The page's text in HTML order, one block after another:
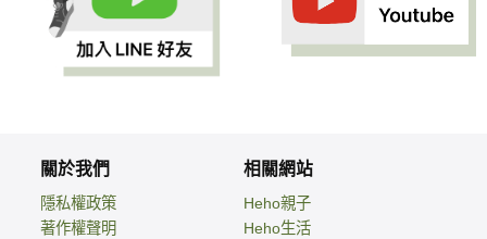
關於我們
隱私權政策
著作權聲明
相關網站
Heho親子
Heho生活